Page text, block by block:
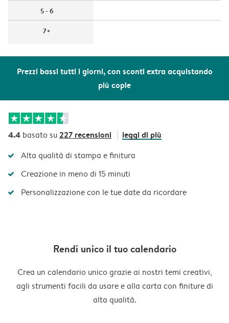
Prezzi bassi tutti i giorni, con sconti extra acquistando
più copie
5 - 6
7+
4.4 basato su227 recensioni leggi di più
Alta qualità di stampa e finitura
Creazione in meno di 15 minuti
Personalizzazione con le tue date da ricordare
Rendi unico il tuo calendario
Crea un calendario unico grazie ai nostri temi creativi,
agli strumenti facili da usare e alla carta con finiture di
alta qualità.